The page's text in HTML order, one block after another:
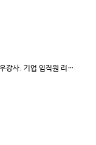
강사. 기업 임직원 리…